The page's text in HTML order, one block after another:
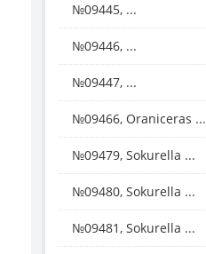
№09445, ...
№09446, ...
№09447, ...
№09466, Oraniceras ...
№09479, Sokurella ...
№09480, Sokurella ...
№09481, Sokurella ...